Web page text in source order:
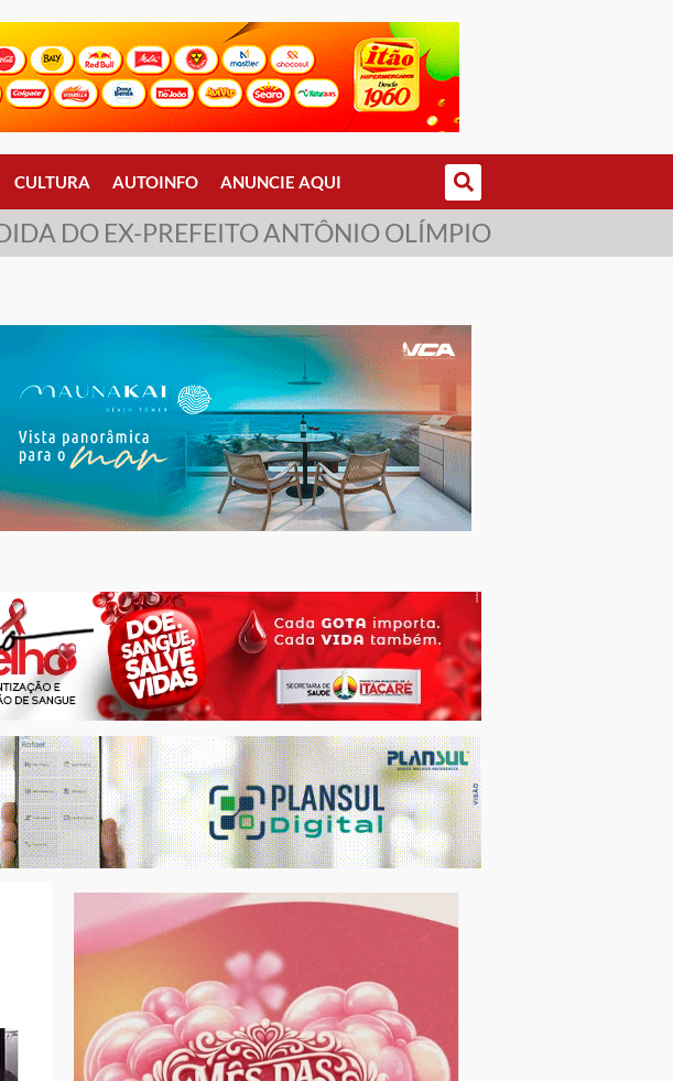
CULTURA AUTOINFO ANUNCIE AQUI
DO EX-PREFEITO ANTÔNIO OLÍMPIO